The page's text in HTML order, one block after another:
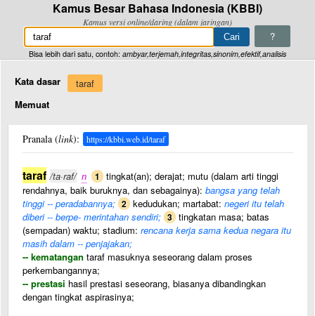
Kamus Besar Bahasa Indonesia (KBBI)
Kamus versi online/daring (dalam jaringan)
?
Bisa lebih dari satu, contoh: ambyar,terjemah,integritas,sinonim,efektif,analisis
Kata dasar
taraf
Memuat
Pranala (link): https://kbbi.web.id/taraf
taraf /ta·raf/ n 1 tingkat(an); derajat; mutu (dalam arti tinggi
rendahnya, baik buruknya, dan sebagainya): bangsa yang telah
tinggi -- peradabannya; 2 kedudukan; martabat: negeri itu telah
diberi -- berpe- merintahan sendiri; 3 tingkatan masa; batas
(sempadan) waktu; stadium: rencana kerja sama kedua negara itu
masih dalam -- penjajakan;
-- kematangan taraf masuknya seseorang dalam proses
perkembangannya;
-- prestasi hasil prestasi seseorang, biasanya dibandingkan
dengan tingkat aspirasinya;